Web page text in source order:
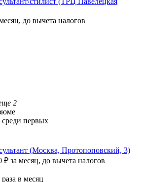
до вычета налогов
2
первых
(Москва, Протопоповский, 3)
₽ за месяц, до вычета налогов
в месяц